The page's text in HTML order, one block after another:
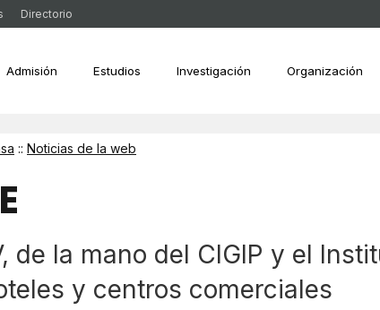
Directorio
Admisión Estudios Investigación Organización
:: Noticias de la web
de la mano del CIGIP y el
y centros comerciales